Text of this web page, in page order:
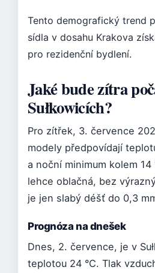
Tento demografický trend
sídla v dosahu Krakova
pro rezidenční bydlení.
Jaké bude zítra
Sułkowicích?
Pro zítřek, 3. července
modely předpovídají
a noční minimum kolem 14
lehce oblačná, bez
je jen slabý déšť do 0,3
Prognóza na dnešek
Dnes, 2. července, je v
teplotou 24 °C. Tlak